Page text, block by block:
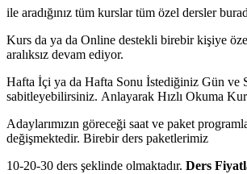
ile aradığınız tüm kurslar tüm özel dersler
Kurs da ya da Online destekli birebir kişiye
aralıksız devam ediyor.
Hafta İçi ya da Hafta Sonu İstediğiniz Gün ve
sabitleyebilirsiniz. Anlayarak Hızlı Okuma
Adaylarımızın göreceği saat ve paket
değişmektedir. Birebir ders paketlerimiz
10-20-30 ders şeklinde olmaktadır. Ders